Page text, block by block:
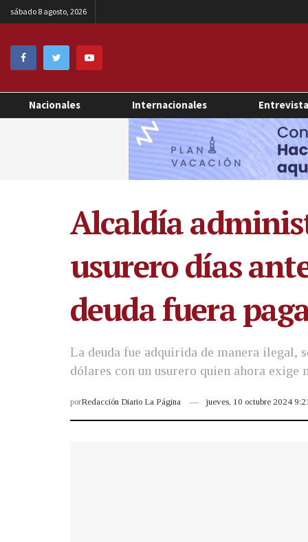
sábado 8 agosto, 2026
Nacionales Internacionales
Alcaldía
usurero días
deuda fuera
La deuda fue adquirida de manera ilegal,
dólares con un usurero quien ahora exige
porRedacción Diario La Página jueves, 10 octubre 2024